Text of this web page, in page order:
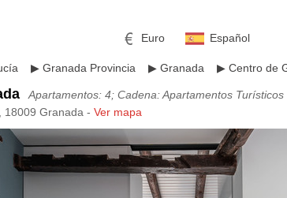
Español
Euro
Libra esterlina Rublo ruso
▶ Granada Provincia ▶ Granada ▶ Centro de
Apartamentos: 4; Cadena: Apartamentos
18009 Granada - Ver mapa